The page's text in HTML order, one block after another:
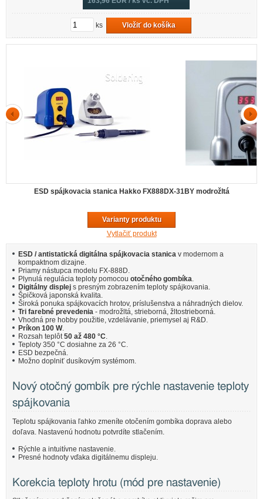
ks Vložiť do košíka
ESD spájkovacia stanica Hakko FX888DX-31BY modrožltá
Varianty produktu
Vytlačiť produkt
ESD / antistatická digitálna spájkovacia stanica v modernom a
kompaktnom dizajne.
Priamy nástupca modelu FX-888D.
Plynulá regulácia teploty pomocou otočného gombíka.
Digitálny displej s presným zobrazením teploty spájkovania.
Špičková japonská kvalita.
Široká ponuka spájkovacích hrotov, príslušenstva a náhradných dielov.
Tri farebné prevedenia - modrožltá, strieborná, žltostrieborná.
Vhodná pre hobby použitie, vzdelávanie, priemysel aj R&D.
Príkon 100 W.
Rozsah teplôt50 až 480 °C.
Teploty 350 °C dosiahne za 26 °C.
ESD bezpečná.
Možno doplniť dusíkovým systémom.
Nový otočný gombík pre rýchle nastavenie teploty
spájkovania
Teplotu spájkovania ľahko zmeníte otočením gombíka doprava alebo
doľava. Nastavenú hodnotu potvrdíte stlačením.
Rýchle a intuitívne nastavenie.
Presné hodnoty vďaka digitálnemu displeju.
Korekcia teploty hrotu (mód pre nastavenie)